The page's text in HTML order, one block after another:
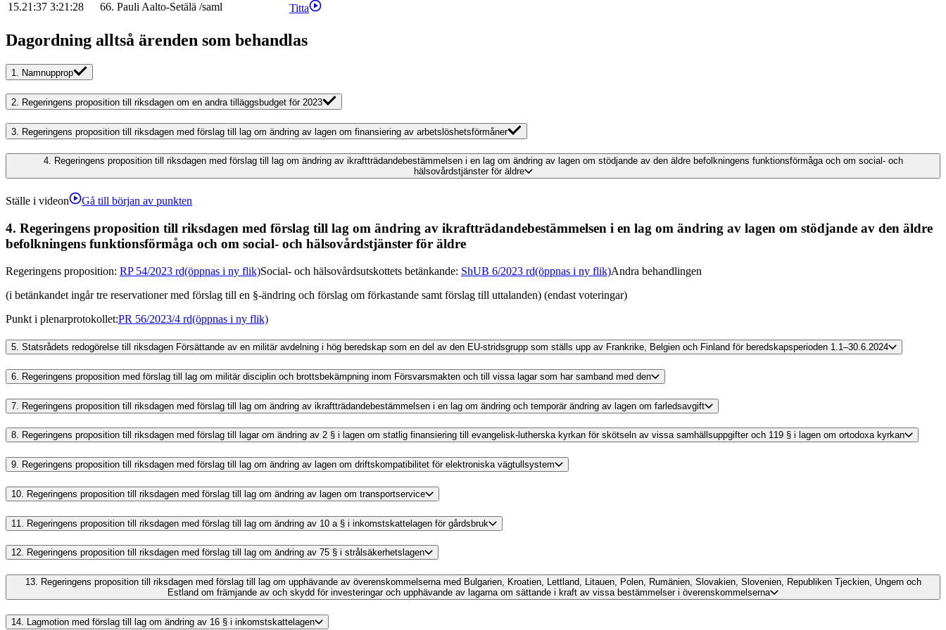
15.21:37 3:21:28 66. PauliAalto-Setälä /saml Titta
Dagordning alltså ärenden som behandlas
1. Namnupprop
2. Regeringens proposition till riksdagen om en andra tilläggsbudget för 2023
3. Regeringens proposition till riksdagen med förslag till lag om ändring av lagen om finansiering av arbetslöshetsförmåner
4. Regeringens proposition till riksdagen med förslag till lag om ändring av ikraftträdandebestämmelsen i en lag om ändring av lagen om stödjande av den äldre befolkningens funktionsförmåga och om social- och
hälsovårdstjänster för äldre
Ställe i videon Gå till början av punkten
4. Regeringens proposition till riksdagen med förslag till lag om ändring av ikraftträdandebestämmelsen i en lag om ändring av lagen om stödjande av den äldre
befolkningens funktionsförmåga och om social- och hälsovårdstjänster för äldre
Regeringens proposition: RP 54/2023 rd(öppnas i ny flik)Social- och hälsovårdsutskottets betänkande: ShUB 6/2023 rd(öppnas i ny flik)Andra behandlingen
(i betänkandet ingår tre reservationer med förslag till en §-ändring och förslag om förkastande samt förslag till uttalanden) (endast voteringar)
Punkt i plenarprotokollet:PR 56/2023/4 rd(öppnas i ny flik)
5. Statsrådets redogörelse till riksdagen Försättande av en militär avdelning i hög beredskap som en del av den EU-stridsgrupp som ställs upp av Frankrike, Belgien och Finland för beredskapsperioden 1.1–30.6.2024
6. Regeringens proposition med förslag till lag om militär disciplin och brottsbekämpning inom Försvarsmakten och till vissa lagar som har samband med den
7. Regeringens proposition till riksdagen med förslag till lag om ändring av ikraftträdandebestämmelsen i en lag om ändring och temporär ändring av lagen om farledsavgift
8. Regeringens proposition till riksdagen med förslag till lagar om ändring av 2 § i lagen om statlig finansiering till evangelisk-lutherska kyrkan för skötseln av vissa samhällsuppgifter och 119 § i lagen om ortodoxa kyrkan
9. Regeringens proposition till riksdagen med förslag till lag om ändring av lagen om driftskompatibilitet för elektroniska vägtullsystem
10. Regeringens proposition till riksdagen med förslag till lag om ändring av lagen om transportservice
11. Regeringens proposition till riksdagen med förslag till lag om ändring av 10 a § i inkomstskattelagen för gårdsbruk
12. Regeringens proposition till riksdagen med förslag till lag om ändring av 75 § i strålsäkerhetslagen
13. Regeringens proposition till riksdagen med förslag till lag om upphävande av överenskommelserna med Bulgarien, Kroatien, Lettland, Litauen, Polen, Rumänien, Slovakien, Slovenien, Republiken Tjeckien, Ungern och
Estland om främjande av och skydd för investeringar och upphävande av lagarna om sättande i kraft av vissa bestämmelser i överenskommelserna
14. Lagmotion med förslag till lag om ändring av 16 § i inkomstskattelagen